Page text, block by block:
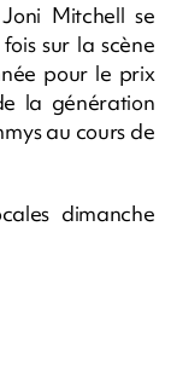
Mitchell se
sur la scène
pour le prix
la génération
au cours de
dimanche